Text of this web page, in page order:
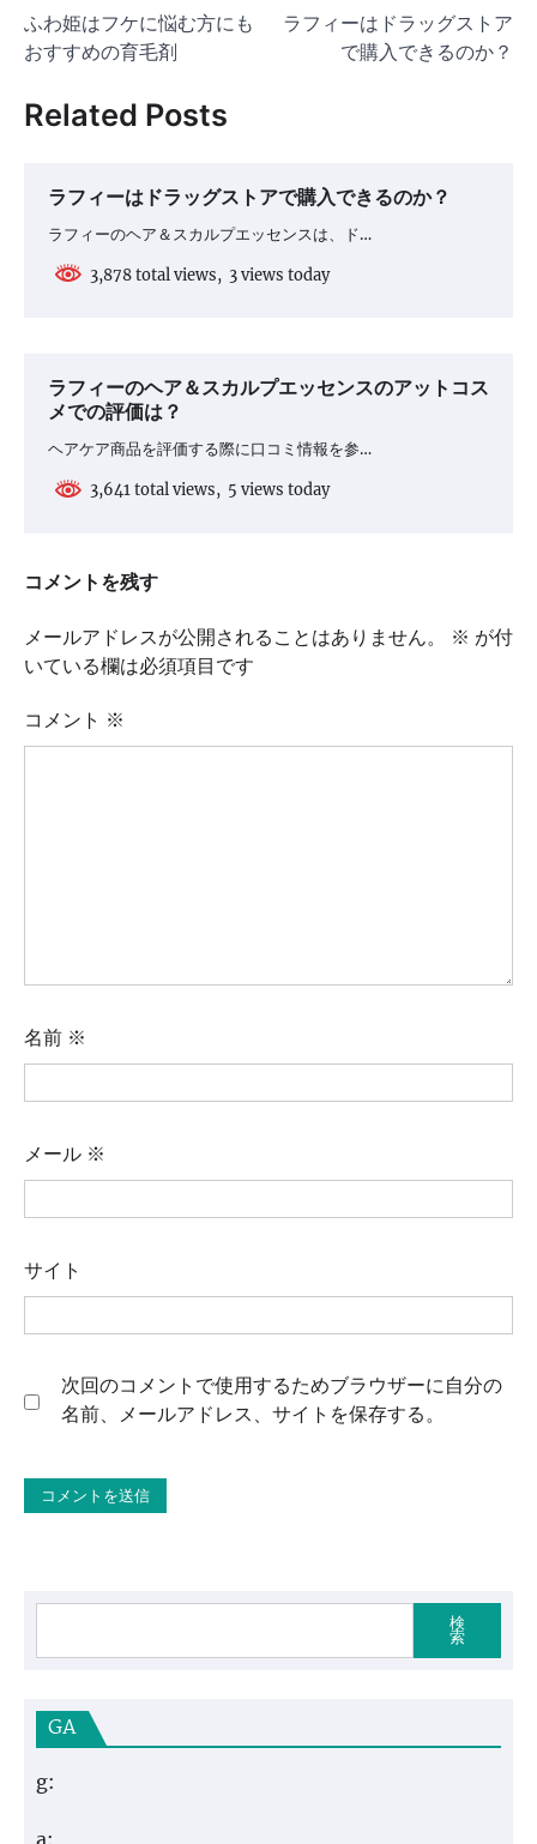
稿
ナ
ビ
ふわ姫はフケに悩む方にも
おすすめの育毛剤
ラフィーはドラッグストア
で購入できるのか？
Related Posts
ラフィーはドラッグストアで購入できるのか？
ラフィーのヘア＆スカルプエッセンスは、ド…
3,878 total views, 3 views today
ラフィーのヘア＆スカルプエッセンスのアットコス
メでの評価は？
ヘアケア商品を評価する際に口コミ情報を参…
3,641 total views, 5 views today
コメントを残す
メールアドレスが公開されることはありません。 ※ が付
いている欄は必須項目です
コメント ※
名前 ※
メール ※
サイト
次回のコメントで使用するためブラウザーに自分の
名前、メールアドレス、サイトを保存する。
検
索
GA
g: